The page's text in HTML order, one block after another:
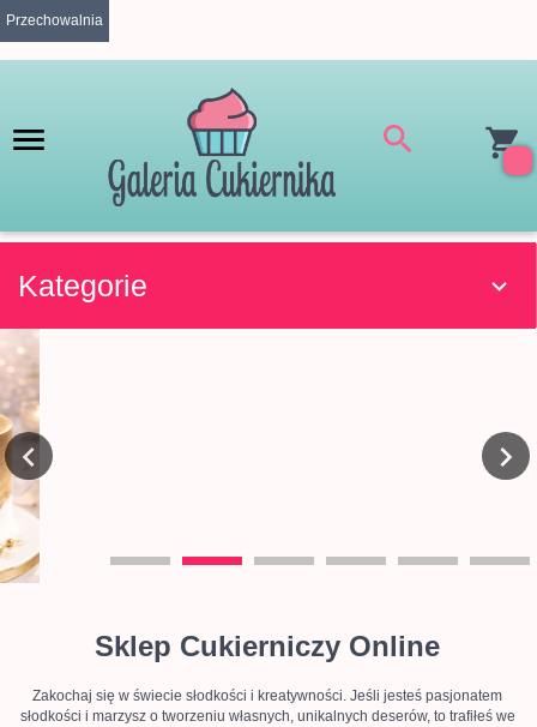
Przechowalnia
Kategorie
Sklep Cukierniczy Online
Zakochaj się w świecie słodkości i kreatywności. Jeśli jesteś pasjonatem
słodkości i marzysz o tworzeniu własnych, unikalnych deserów, to trafiłeś we